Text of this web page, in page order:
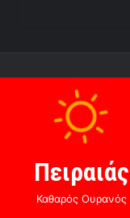
Πειραιάς
Καθαρός Ουρανός